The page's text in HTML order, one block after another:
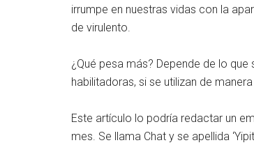
irrumpe en nuestras vidas con la
de virulento.
¿Qué pesa más? Depende de lo
habilitadoras, si se utilizan de
Este artículo lo podría redactar un
mes. Se llama Chat y se apellida